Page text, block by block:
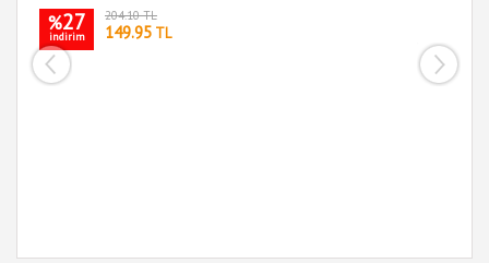
%27
indirim
204.10 TL
149.95 TL